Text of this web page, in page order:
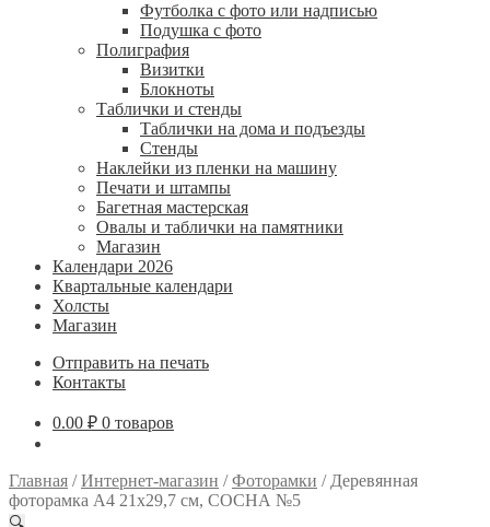
Футболка с фото или надписью
Подушка с фото
Полиграфия
Визитки
Блокноты
Таблички и стенды
Таблички на дома и подъезды
Стенды
Наклейки из пленки на машину
Печати и штампы
Багетная мастерская
Овалы и таблички на памятники
Магазин
Календари 2026
Квартальные календари
Холсты
Магазин
Отправить на печать
Контакты
0.00 ₽ 0 товаров
Главная /Интернет-магазин /Фоторамки / Деревянная
фоторамка А4 21х29,7 см, СОСНА №5
🔍